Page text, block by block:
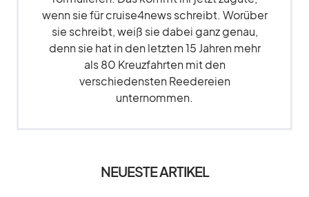
wenn sie für cruise4news schreibt. Worüber
sie schreibt, weiß sie dabei ganz genau,
denn sie hat in den letzten 15 Jahren mehr
als 80 Kreuzfahrten mit den
verschiedensten Reedereien
unternommen.
NEUESTE ARTIKEL